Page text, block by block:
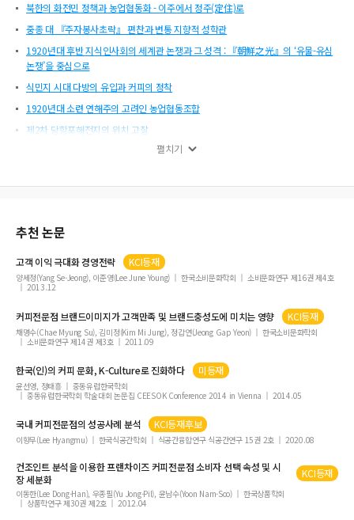
북한의 화전민 정책과 농업협동화 - 이주에서 정주(定住)로
중종 대 『주자봉사초략』 편찬과 변통 지향적 성학관
1920년대 후반 지식인사회의 세계관 논쟁과 그 성격 : 『朝鮮之光』의 ‘유물-유심
논쟁’을 중심으로
식민지 시대 다방의 유입과 커피의 정착
1920년대 소련 연해주의 고려인 농업협동조합
제2차 당항포해전지의 위치 고찰
펼치기
추천 논문
고객 이익 극대화 경영전략 KCI등재
양세정(Yang Se-Jeong), 이준영(Lee June Young) 한국소비문화학회
소비문화연구 제16권 제4호
2013.12
커피전문점 브랜드이미지가 고객만족 및 브랜드충성도에 미치는 영향 KCI등재
채명수(Chae Myung Su), 김미정(Kim Mi Jung), 정갑연(Jeong Gap Yeon)
한국소비문화학회
소비문화연구 제14권 제3호
2011.09
한국(인)의커피문화, K-Culture로 진화하다 미등재
윤선영, 정태흥
중동유럽한국학회
중동유럽한국학회 학술대회 논문집 CEESOK Conference 2014 in Vienna
2014.05
국내커피전문점의 성공사례 분석 KCI등재후보
이향무(Lee Hyangmu) 한국식공간학회 식공간융합연구 식공간연구 15권 2호 2020.08
컨조인트 분석을 이용한 프랜차이즈커피전문점 소비자 선택 속성 및 시
장 세분화
KCI등재
이동한(Lee Dong-Han), 우종필(Yu Jong-Pil), 윤남수(Yoon Nam-Soo)
한국상품학회
상품학연구 제30권 제2호
2012.04